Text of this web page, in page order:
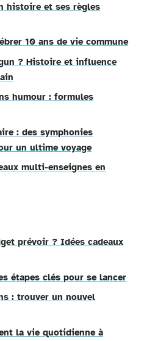
histoire et ses règles
10 ans de vie commune
? Histoire et influence
humour : formules
: des symphonies
un ultime voyage
multi-enseignes en
prévoir ? Idées cadeaux
étapes clés pour se lancer
: trouver un nouvel
la vie quotidienne à